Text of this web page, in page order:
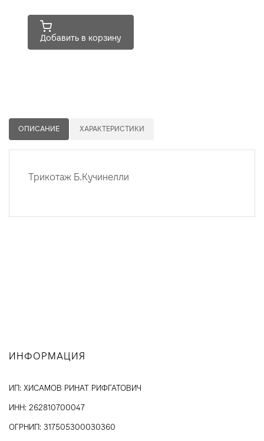
Добавить в корзину
ОПИСАНИЕ ХАРАКТЕРИСТИКИ
Трикотаж Б.Кучинелли
ИНФОРМАЦИЯ
ИП: ХИСАМОВ РИНАТ РИФГАТОВИЧ
ИНН: 262810700047
ОГРНИП: 317505300030360